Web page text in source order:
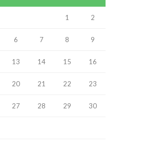
1 2
6 7 8 9
13 14 15 16
20 21 22 23
27 28 29 30